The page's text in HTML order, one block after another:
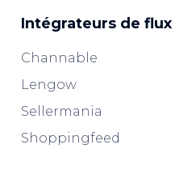
Intégrateurs de flux
Channable
Lengow
Sellermania
Shoppingfeed